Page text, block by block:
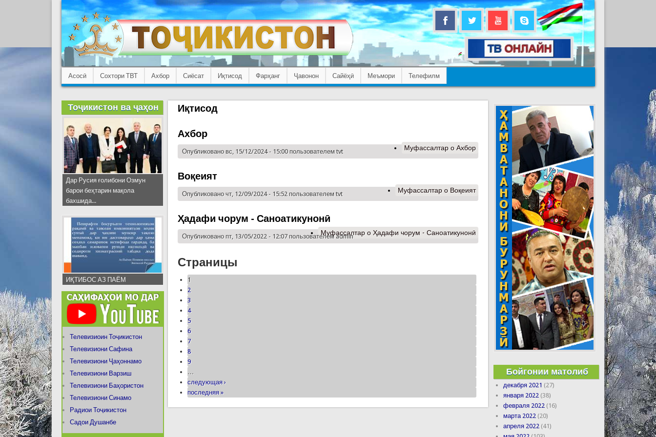
Асосӣ Сохтори ТВТ Ахбор Сиёсат Иқтисод Фарҳанг Ҷавонон Сайёҳӣ Меъмори Телефилм
Иқтисод
Ахбор
Опубликовано вс, 15/12/2024 - 15:00 пользователемtvt Муфассалтаро Ахбор
Воқеият
Опубликовано чт, 12/09/2024 - 15:52 пользователемtvt Муфассалтаро Воқеият
Ҳадафи чорум - Саноатикунонӣ
Опубликовано пт, 13/05/2022 - 12:07 пользователемadmin
Муфассалтаро Ҳадафи чорум - Саноатикунонӣ
Страницы
1
2
3
4
5
6
7
8
9
…
следующая ›
последняя »
Тоҷикистон ва ҷаҳон
Дар Русия ғолибони Озмун
барои беҳтарин мақола
бахшида...
ИҚТИБОС АЗ ПАЁМ
Телевизиоин Тоҷикистон
Телевизиони Сафина
Телевизиони Ҷаҳоннамо
Телевизиони Варзиш
Телевизиони Баҳористон
Телевизиони Синамо
Радиои Тоҷикистон
Садои Душанбе
Бойгонии матолиб
декабря 2021 (27)
января 2022 (38)
февраля 2022 (16)
марта 2022 (20)
апреля 2022 (41)